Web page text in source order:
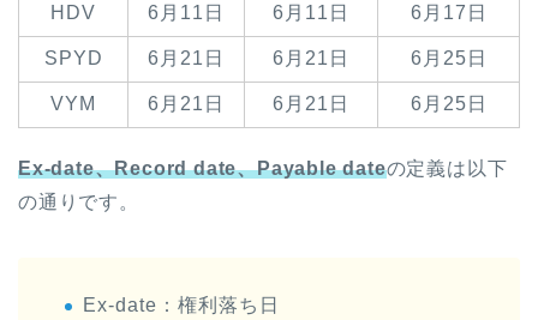
HDV 6月11日 6月11日 6月17日
SPYD 6月21日 6月21日 6月25日
VYM 6月21日 6月21日 6月25日
Ex-date、Record date、Payable dateの定義は以下
の通りです。
Ex-date：権利落ち日